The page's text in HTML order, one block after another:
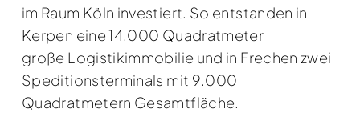
im Raum Köln investiert. So entstanden in
Kerpen eine 14.000 Quadratmeter
große Logistikimmobilie und in Frechen zwei
Speditionsterminals mit 9.000
Quadratmetern Gesamtfläche.